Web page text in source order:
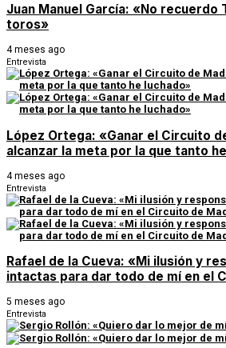
Juan Manuel García: «No recuerdo
toros»
4 meses ago
Entrevista
López Ortega: «Ganar el Circuito
alcanzar la meta por la que tanto
4 meses ago
Entrevista
Rafael de la Cueva: «Mi ilusión y
intactas para dar todo de mí en el
5 meses ago
Entrevista